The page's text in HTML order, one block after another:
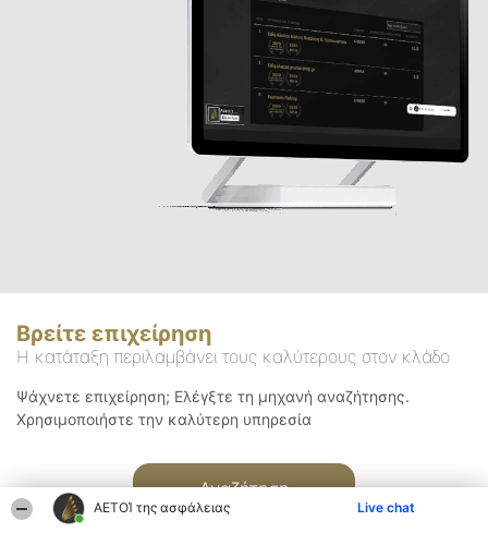
ΑΕΤΟΊ της ασφάλειας Live chat
Βρείτε επιχείρηση
Η κατάταξη περιλαμβάνει τους καλύτερους στον κλάδο
Ψάχνετε επιχείρηση; Ελέγξτε τη μηχανή αναζήτησης.
Χρησιμοποιήστε την καλύτερη υπηρεσία
Αναζήτηση